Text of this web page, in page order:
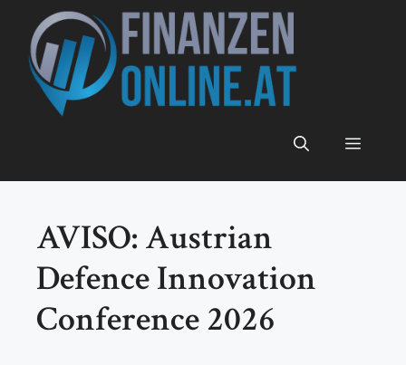
Inhalt
springen
Menü
AVISO: Austrian
Defence Innovation
Conference 2026